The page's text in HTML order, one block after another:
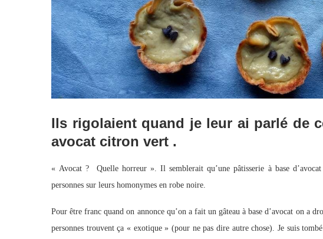
Ils rigolaient quand je leur ai parlé de
avocat citron vert .
« Avocat ? Quelle horreur ». Il semblerait qu’une pâtisserie à base
personnes sur leurs homonymes en robe noire.
Pour être franc quand on annonce qu’on a fait un gâteau à base d’avocat on a
personnes trouvent ça « exotique » (pour ne pas dire autre chose). Je suis